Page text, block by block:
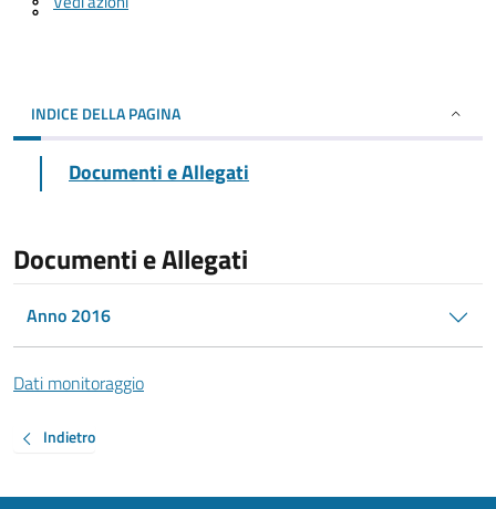
INDICE DELLA PAGINA
Documenti e Allegati
Documenti e Allegati
Anno 2016
Dati monitoraggio
Indietro